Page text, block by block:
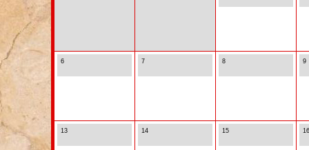
6 7 8 9
13 14 15 16